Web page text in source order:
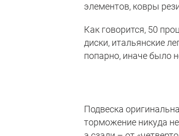
элементов, ковры
Как говорится, 50
диски, итальянские
попарно, иначе было
Подвеска
торможение никуда